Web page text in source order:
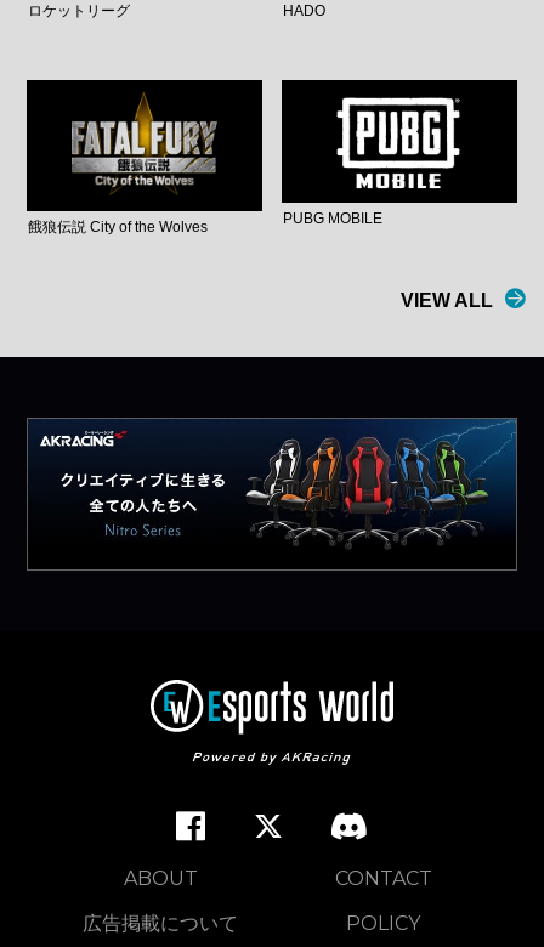
ロケットリーグ HADO
餓狼伝説 City of the Wolves
PUBG MOBILE
VIEW ALL
ABOUT
CONTACT
広告掲載について
POLICY